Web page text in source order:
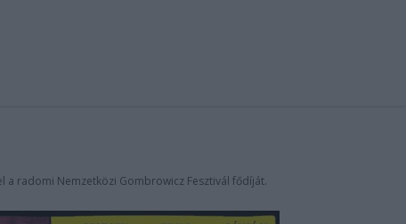
a radomi Nemzetközi Gombrowicz Fesztivál fődíját.